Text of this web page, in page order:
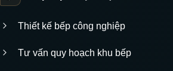
Thiết kế bếp công nghiệp
Tư vấn quy hoạch khu bếp